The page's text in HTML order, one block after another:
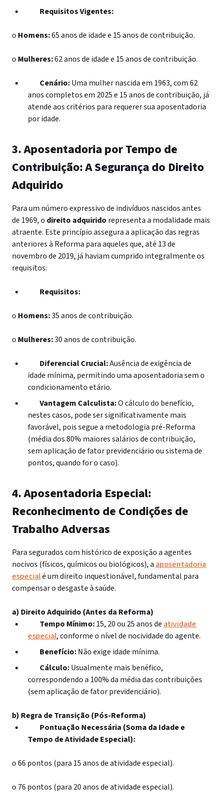
Requisitos Vigentes:
o Homens:65 anos de idade e 15 anos de contribuição.
o Mulheres:62 anos de idade e 15 anos de contribuição.
Cenário:Uma mulher nascida em 1963, com 62
anos completos em 2025 e 15 anos de contribuição, já
atende aos critérios para requerer sua aposentadoria
por idade.
3. Aposentadoria por Tempo de
Contribuição: A Segurança do Direito
Adquirido
Para um número expressivo de indivíduos nascidos antes
de 1969, o direito adquirido representa a modalidade mais
atraente. Este princípio assegura a aplicação das regras
anteriores à Reforma para aqueles que, até 13 de
novembro de 2019, já haviam cumprido integralmente os
requisitos:
Requisitos:
o Homens:35 anos de contribuição.
o Mulheres:30 anos de contribuição.
Diferencial Crucial:Ausência de exigência de
idade mínima, permitindo uma aposentadoria sem o
condicionamento etário.
Vantagem Calculista:O cálculo do benefício,
nestes casos, pode ser significativamente mais
favorável, pois segue a metodologia pré-Reforma
(média dos 80% maiores salários de contribuição,
sem aplicação de fator previdenciário ou sistema de
pontos, quando for o caso).
4. Aposentadoria Especial:
Reconhecimento de Condições de
Trabalho Adversas
Para segurados com histórico de exposição a agentes
nocivos (físicos, químicos ou biológicos), a aposentadoria
especialé um direito inquestionável, fundamental para
compensar o desgaste à saúde.
a) Direito Adquirido (Antes da Reforma)
Tempo Mínimo:15, 20 ou 25 anos de atividade
especial, conforme o nível de nocividade do agente.
Benefício:Não exige idade mínima.
Cálculo:Usualmente mais benéfico,
correspondendo a 100% da média das contribuições
(sem aplicação de fator previdenciário).
b) Regra de Transição (Pós-Reforma)
Pontuação Necessária (Soma da Idade e
Tempo de Atividade Especial):
o66 pontos (para 15 anos de atividade especial).
o 76 pontos (para 20 anos de atividade especial).